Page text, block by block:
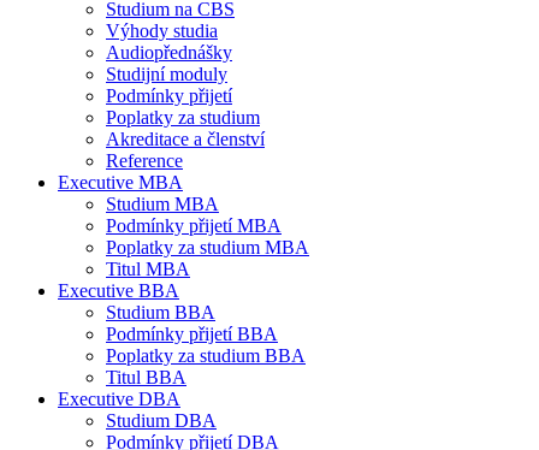
Studium na CBS
Výhody studia
Audiopřednášky
Studijní moduly
Podmínky přijetí
Poplatky za studium
Akreditace a členství
Reference
Executive MBA
Studium MBA
Podmínky přijetí MBA
Poplatky za studium MBA
Titul MBA
Executive BBA
Studium BBA
Podmínky přijetí BBA
Poplatky za studium BBA
Titul BBA
Executive DBA
Studium DBA
Podmínky přijetí DBA